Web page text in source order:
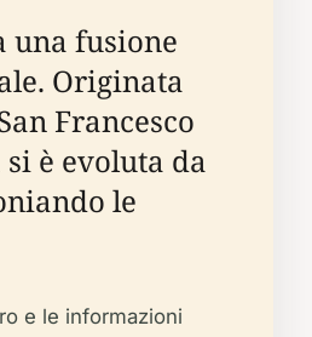
una fusione
Originata
Francesco
è evoluta da
le
e le informazioni